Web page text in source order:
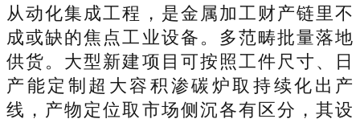
从动化集成工程，是金属加工财产链里不
成或缺的焦点工业设备。多范畴批量落地
供货。大型新建项目可按照工件尺寸、日
产能定制超大容积渗碳炉取持续化出产
线，产物定位取市场侧沉各有区分，其设